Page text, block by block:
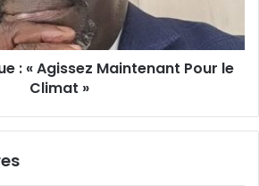
: « Agissez Maintenant Pour le
Climat »